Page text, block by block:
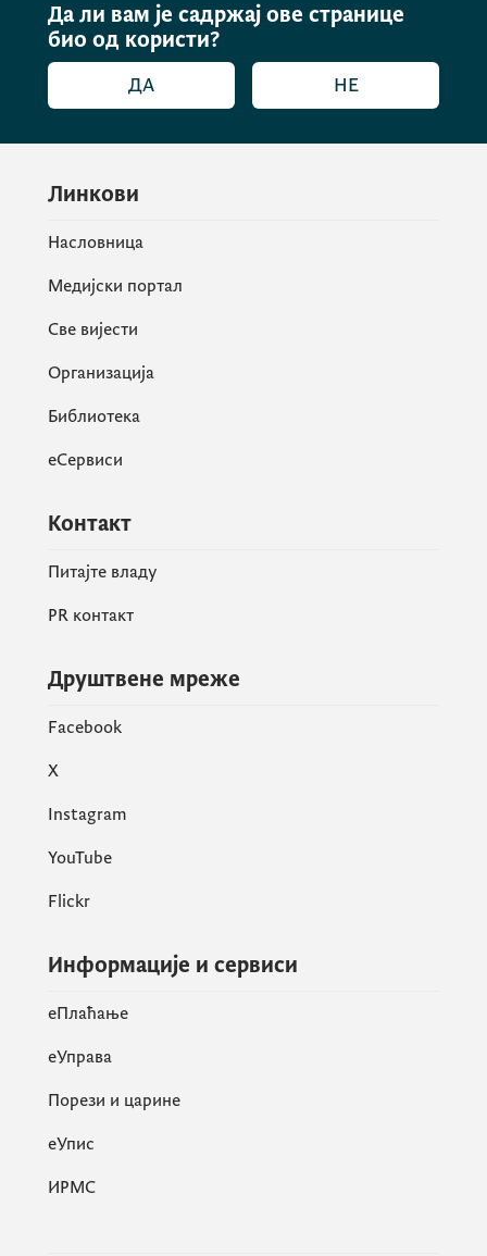
Да ли вам је садржај ове странице
био од користи?
ДА НЕ
Линкови
Насловница
Медијски портал
Све вијести
Организација
Библиотека
еСервиси
Контакт
Питајте владу
PR контакт
Друштвене мреже
Facebook
X
Instagram
YouTube
Flickr
Информације и сервиси
eПлаћање
еУправа
Порези и царине
eУпис
ИРМС